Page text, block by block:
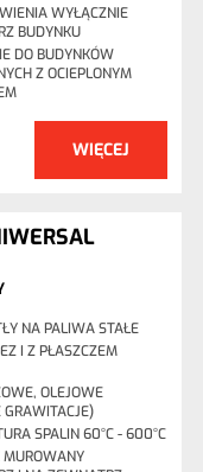
WYŁĄCZNIE
BUDYNKU
DO BUDYNKÓW
Z OCIEPLONYM
WIĘCEJ
NA PALIWA STAŁE
I Z PŁASZCZEM
OLEJOWE
GRAWITACJE)
SPALIN 60°C - 600°C
MUROWANY